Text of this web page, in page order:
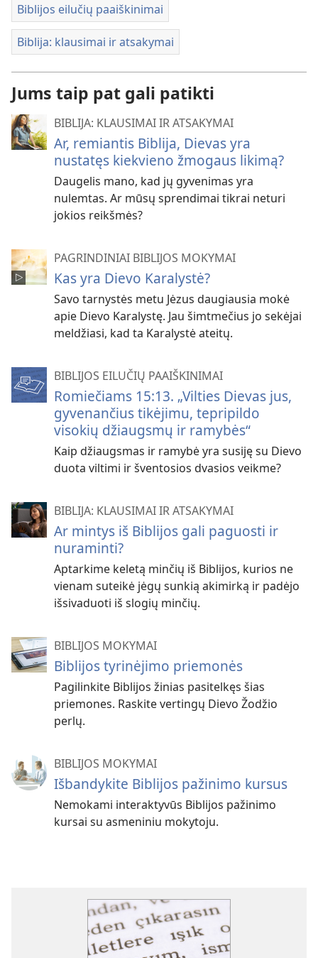
Biblijos eilučių paaiškinimai
Biblija: klausimai ir atsakymai
Jums taip pat gali patikti
BIBLIJA: KLAUSIMAI IR ATSAKYMAI
Ar, remiantis Biblija, Dievas yra
nustatęs kiekvieno žmogaus likimą?
Daugelis mano, kad jų gyvenimas yra
nulemtas. Ar mūsų sprendimai tikrai neturi
jokios reikšmės?
PAGRINDINIAI BIBLIJOS MOKYMAI
Kas yra Dievo Karalystė?
Savo tarnystės metu Jėzus daugiausia mokė
apie Dievo Karalystę. Jau šimtmečius jo sekėjai
meldžiasi, kad ta Karalystė ateitų.
BIBLIJOS EILUČIŲ PAAIŠKINIMAI
Romiečiams 15:13. „Vilties Dievas jus,
gyvenančius tikėjimu, tepripildo
visokių džiaugsmų ir ramybės“
Kaip džiaugsmas ir ramybė yra susiję su Dievo
duota viltimi ir šventosios dvasios veikme?
BIBLIJA: KLAUSIMAI IR ATSAKYMAI
Ar mintys iš Biblijos gali paguosti ir
nuraminti?
Aptarkime keletą minčių iš Biblijos, kurios ne
vienam suteikė jėgų sunkią akimirką ir padėjo
išsivaduoti iš slogių minčių.
BIBLIJOS MOKYMAI
Biblijos tyrinėjimo priemonės
Pagilinkite Biblijos žinias pasitelkęs šias
priemones. Raskite vertingų Dievo Žodžio
perlų.
BIBLIJOS MOKYMAI
Išbandykite Biblijos pažinimo kursus
Nemokami interaktyvūs Biblijos pažinimo
kursai su asmeniniu mokytoju.